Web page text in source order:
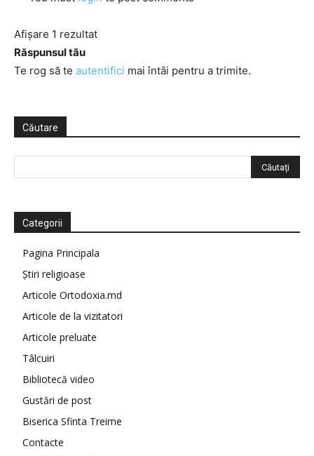
Afișare 1 rezultat
Răspunsul tău
Te rog să te autentifici mai întâi pentru a trimite.
Căutare
Categorii
Pagina Principala
Știri religioase
Articole Ortodoxia.md
Articole de la vizitatori
Articole preluate
Tâlcuiri
Bibliotecă video
Gustări de post
Biserica Sfinta Treime
Contacte